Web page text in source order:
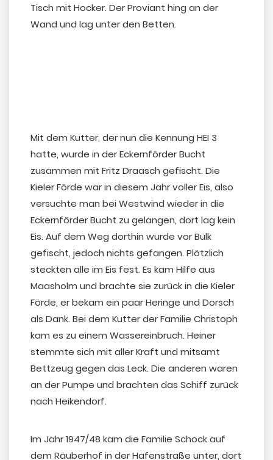
Tisch mit Hocker. Der Proviant hing an der
Wand und lag unter den Betten.
Mit dem Kutter, der nun die Kennung HEI 3
hatte, wurde in der Eckernförder Bucht
zusammen mit Fritz Draasch gefischt. Die
Kieler Förde war in diesem Jahr voller Eis, also
versuchte man bei Westwind wieder in die
Eckernförder Bucht zu gelangen, dort lag kein
Eis. Auf dem Weg dorthin wurde vor Bülk
gefischt, jedoch nichts gefangen. Plötzlich
steckten alle im Eis fest. Es kam Hilfe aus
Maasholm und brachte sie zurück in die Kieler
Förde, er bekam ein paar Heringe und Dorsch
als Dank. Bei dem Kutter der Familie Christoph
kam es zu einem Wassereinbruch. Heiner
stemmte sich mit aller Kraft und mitsamt
Bettzeug gegen das Leck. Die anderen waren
an der Pumpe und brachten das Schiff zurück
nach Heikendorf.
Im Jahr 1947/48 kam die Familie Schock auf
dem Räuberhof in der Hafenstraße unter, dort